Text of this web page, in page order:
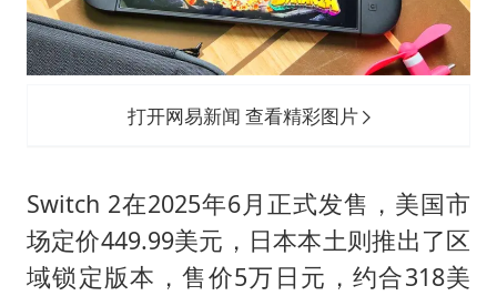
打开网易新闻 查看精彩图片
Switch 2在2025年6月正式发售，美国市
场定价449.99美元，日本本土则推出了区
域锁定版本，售价5万日元，约合318美